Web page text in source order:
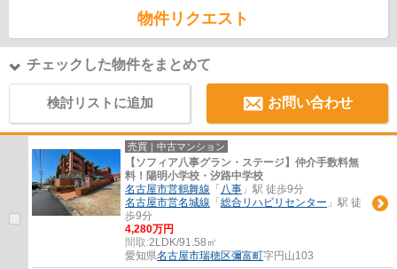
物件リクエスト
チェックした物件をまとめて
検討リストに追加 お問い合わせ
売買｜中古マンション
【ソフィア八事グラン・ステージ】仲介手数料無
料！陽明小学校・汐路中学校
名古屋市営鶴舞線 「 八事 」駅 徒歩9分
名古屋市営名城線 「 総合リハビリセンター 」駅 徒
歩9分
4,280万円
間取:2LDK/91.58㎡
愛知県名古屋市瑞穂区彌富町字円山103